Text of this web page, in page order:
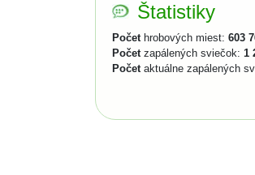
Štatistiky
Počethrobových miest: 603
Početzapálených sviečok: 1
Početaktuálne zapálených